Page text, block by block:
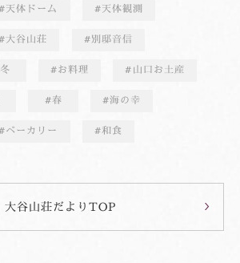
天体ドーム 天体観測
大谷山荘 別邸音信
冬 お料理 山口お土産
春 海の幸
ベーカリー 和食
大谷山荘だよりTOP